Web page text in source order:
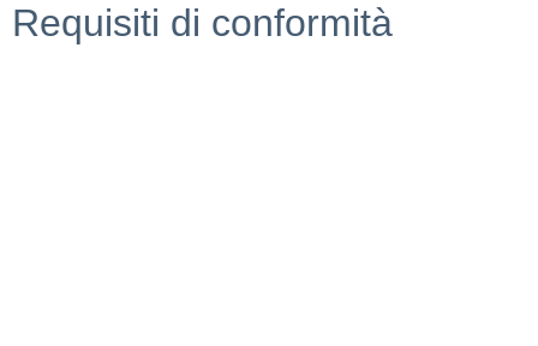
Requisiti di conformità